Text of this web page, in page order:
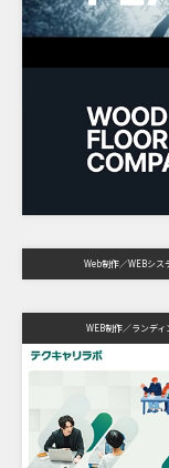
Web制作 WEBシス
WEB制作 ランデ